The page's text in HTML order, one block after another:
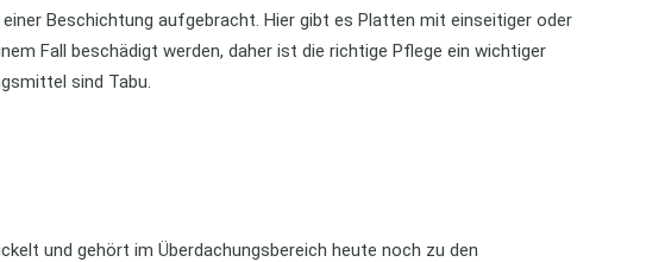
Beschichtung aufgebracht. Hier gibt es Platten mit einseitiger oder
Fall beschädigt werden, daher ist die richtige Pflege ein wichtiger
sind Tabu.
und gehört im Überdachungsbereich heute noch zu den